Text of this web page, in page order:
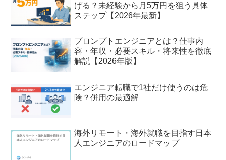
げる？未経験から月5万円を狙う具体
ステップ【2026年最新】
プロンプトエンジニアとは？仕事内
容・年収・必要スキル・将来性を徹底
解説【2026年版】
エンジニア転職で1社だけ使うのは危
険？併用の最適解
海外リモート・海外就職を目指す日本
人エンジニアのロードマップ